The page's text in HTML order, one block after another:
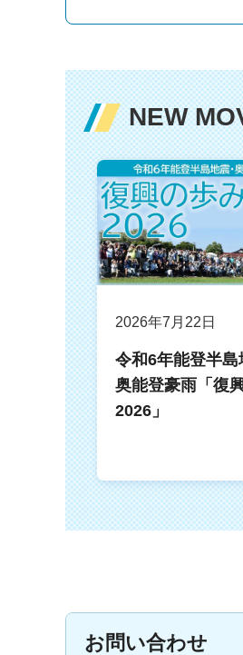
NEW
2026年7月22日
令和6年能登半島
奥能登豪雨「復
2026」
お問い合わせ